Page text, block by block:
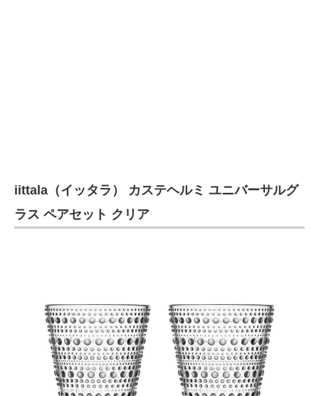
建設×テクノロジーの最前線
ちょっと気になるネットの話題
iittala（イッタラ） カステヘルミ ユニバーサルグ
ラス ペアセット クリア